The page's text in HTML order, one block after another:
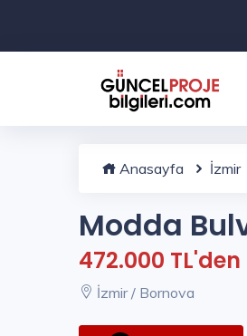
Anasayfa İzmir
Modda
472.000
İzmir / Bornova